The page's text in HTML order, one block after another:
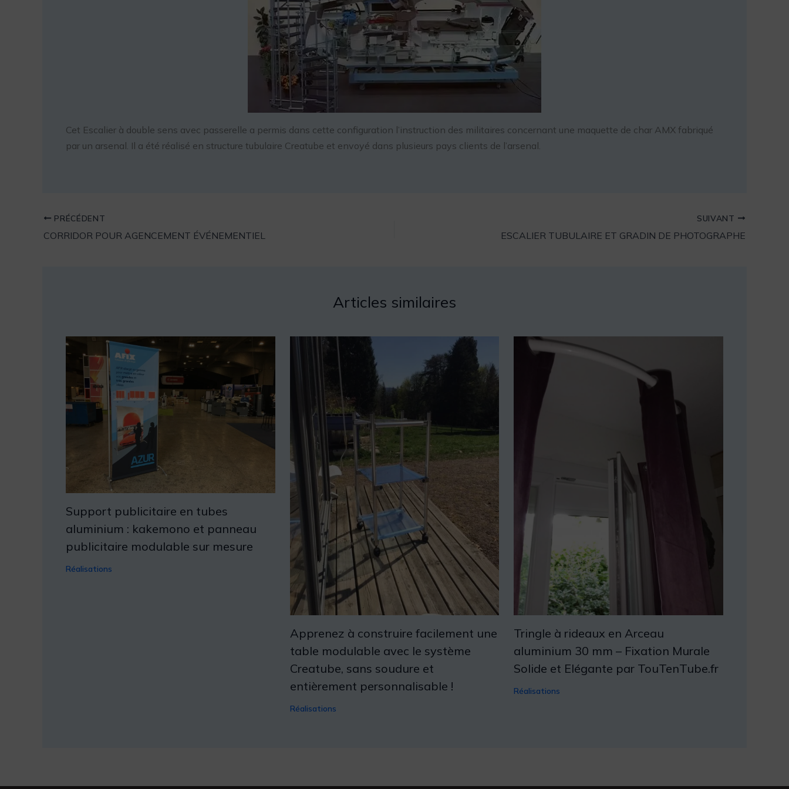
Cet Escalier à double sens avec passerelle a permis dans cette configuration l’instruction des militaires concernant une maquette de char AMX fabriqué
par un arsenal. Il a été réalisé en structure tubulaire Creatube et envoyé dans plusieurs pays clients de l’arsenal.
PRÉCÉDENT
CORRIDOR POUR AGENCEMENT ÉVÉNEMENTIEL
SUIVANT
ESCALIER TUBULAIRE ET GRADIN DE PHOTOGRAPHE
Articles similaires
Support publicitaire en tubes
aluminium : kakemono et panneau
publicitaire modulable sur mesure
Réalisations
Apprenez à construire facilement une
table modulable avec le système
Creatube, sans soudure et
entièrement personnalisable !
Réalisations
Tringle à rideaux en Arceau
aluminium 30 mm – Fixation Murale
Solide et Elégante par TouTenTube.fr
Réalisations